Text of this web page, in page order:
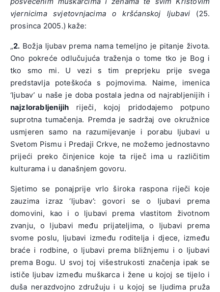
vjernicima svjetovnjacima o kršćanskoj ljubavi (25.
prosinca 2005.) kaže:
„2. Božja ljubav prema nama temeljno je pitanje života.
Ono pokreće odlučujuća traženja o tome tko je Bog i
tko smo mi. U vezi s tim preprjeku prije svega
predstavlja poteškoća s pojmovima. Naime, imenica
‘ljubav’ u naše je doba postala jedna od najrabljenijih i
najzlorabljenijih riječi, kojoj pridodajemo potpuno
suprotna tumačenja. Premda je sadržaj ove okružnice
usmjeren samo na razumijevanje i porabu ljubavi u
Svetom Pismu i Predaji Crkve, ne možemo jednostavno
prijeći preko činjenice koje ta riječ ima u različitim
kulturama i u današnjem govoru.
Sjetimo se ponajprije vrlo široka raspona riječi koje
zauzima izraz ‘ljubav’: govori se o ljubavi prema
domovini, kao i o ljubavi prema vlastitom životnom
zvanju, o ljubavi među prijateljima, o ljubavi prema
svome poslu, ljubavi između roditelja i djece, između
braće i rodbine, o ljubavi prema bližnjemu i o ljubavi
prema Bogu. U svoj toj višestrukosti značenja ipak se
ističe ljubav između muškarca i žene u kojoj se tijelo i
duša nerazdvojno združuju i u kojoj se ljudima pruža